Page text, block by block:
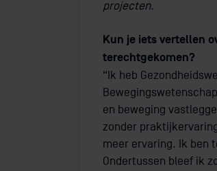
projecten.
Kun je iets vertellen
terechtgekomen?
“Ik heb
en beweging
zonder
meer ervaring. Ik ben
Ondertussen bleef ik